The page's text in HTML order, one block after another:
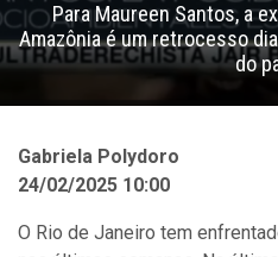
Para Maureen Santos, a
Amazônia é um retrocesso
do
Gabriela Polydoro
24/02/2025 10:00
O Rio de Janeiro tem